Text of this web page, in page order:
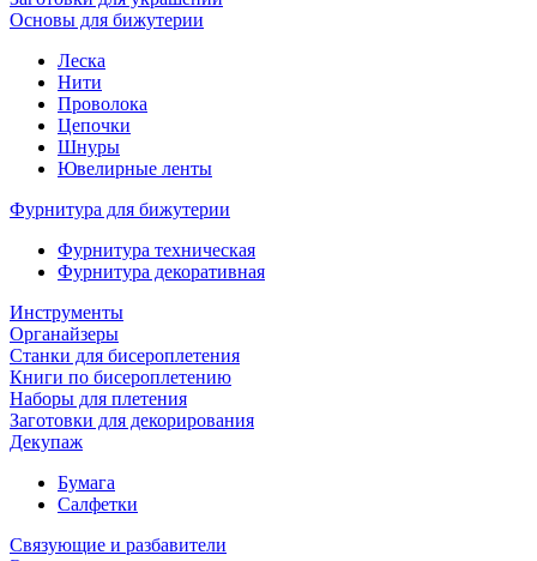
Основы для бижутерии
Леска
Нити
Проволока
Цепочки
Шнуры
Ювелирные ленты
Фурнитура для бижутерии
Фурнитура техническая
Фурнитура декоративная
Инструменты
Органайзеры
Станки для бисероплетения
Книги по бисероплетению
Наборы для плетения
Заготовки для декорирования
Декупаж
Бумага
Салфетки
Связующие и разбавители